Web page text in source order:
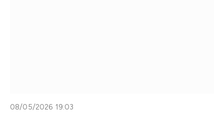
08/05/2026 19:03